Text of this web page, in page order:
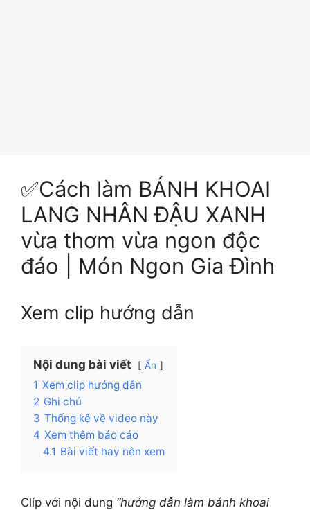
✅Cách làm BÁNH KHOAI
LANG NHÂN ÐẬU XANH
vừa thơm vừa ngon độc
đáo | Món Ngon Gia Đình
Xem clip hướng dẫn
Nội dung bài viết Ẩn
1 Xem clip hướng dẫn
2 Ghi chú
3 Thống kê về video này
4 Xem thêm báo cáo
4.1 Bài viết hay nên xem
Clíp với nội dung “hướng dẫn làm bánh khoai